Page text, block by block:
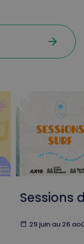
arrow_forward
Sessions
calendar_today 29 juin au 26